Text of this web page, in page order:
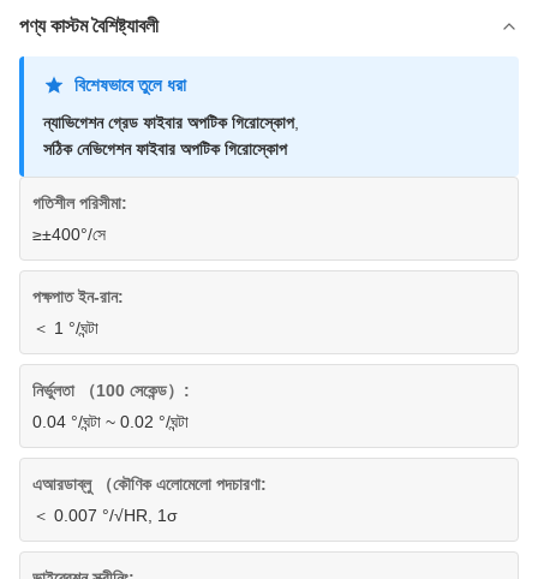
পণ্য কাস্টম বৈশিষ্ট্যাবলী
বিশেষভাবে তুলে ধরা
ন্যাভিগেশন গ্রেড ফাইবার অপটিক গিরোস্কোপ,
সঠিক নেভিগেশন ফাইবার অপটিক গিরোস্কোপ
গতিশীল পরিসীমা:
≥±400°/সে
পক্ষপাত ইন-রান:
＜ 1 °/ঘন্টা
নির্ভুলতা （100 সেকেন্ড）:
0.04 °/ঘন্টা ~ 0.02 °/ঘন্টা
এআরডাব্লু （কৌণিক এলোমেলো পদচারণা:
＜ 0.007 °/√HR, 1σ